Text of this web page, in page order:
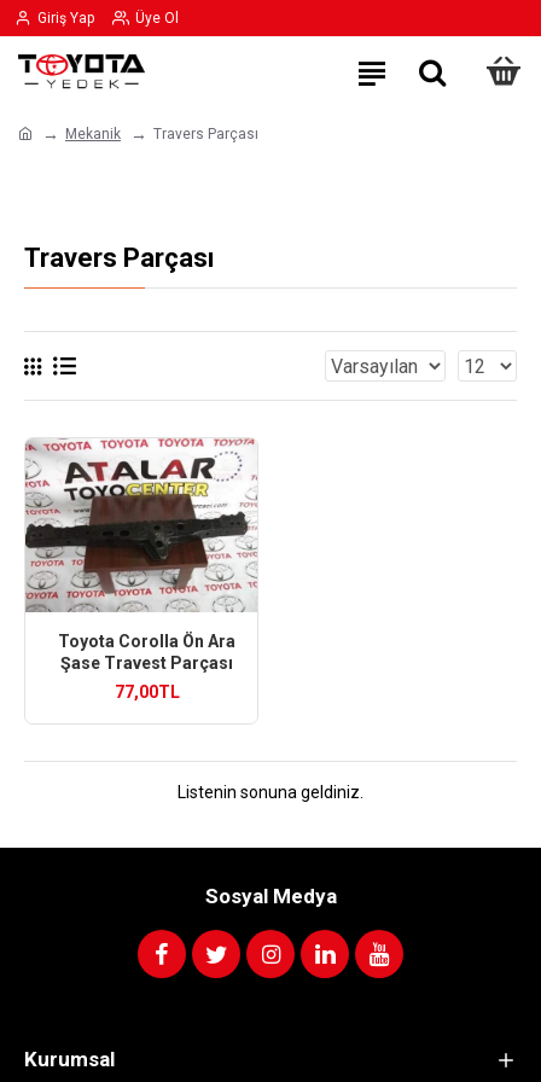
Giriş Yap Üye Ol
Mekanik Travers Parçası
Travers Parçası
Toyota Corolla Ön Ara
Şase Travest Parçası
77,00TL
Listenin sonuna geldiniz.
Sosyal Medya
Kurumsal